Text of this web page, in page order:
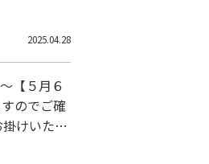
2025.04.28
【５月６
のでご確
けいたし